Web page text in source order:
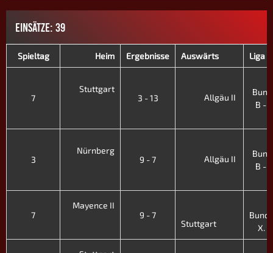
EINSÄTZE: 39
Spieltag Heim Ergebnisse Auswärts Liga -
7
Stuttgart
3 - 13
Allgäu II
B -
3
Nürnberg
9 - 7
Allgäu II
B -
7
Mayence II
9 - 7
Stuttgart
X.